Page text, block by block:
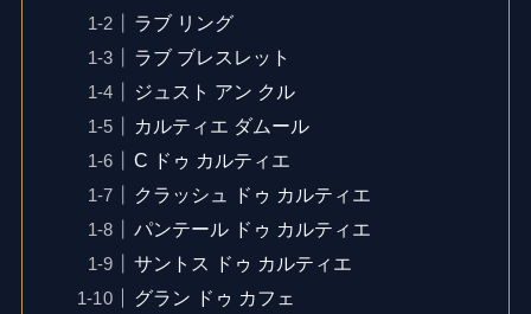
ラブ リング
ラブ ブレスレット
ジュスト アン クル
カルティエ ダムール
C ドゥ カルティエ
クラッシュ ドゥ カルティエ
パンテール ドゥ カルティエ
サントス ドゥ カルティエ
グラン ドゥ カフェ